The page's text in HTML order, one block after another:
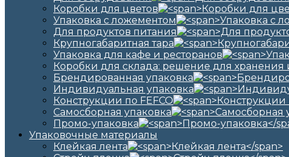
Коробки для цветов
Упаковка с ложементом
Для продуктов питания
Крупногабаритная тара
Упаковка для кафе и ресторанов
Коробки для склада: решение для хранения
Брендированная упаковка
Индивидуальная упаковка
Конструкции по FEFCO
Самосборная упаковка
Промо-упаковка
Упаковочные материалы
Клейкая лента